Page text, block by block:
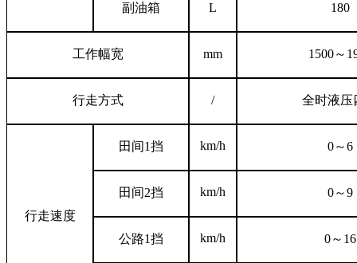
副油箱 L 180
工作幅宽 mm 1500～
行走方式 / 全时液压
行走速度
田间1挡 km/h 0～6
田间2挡 km/h 0～9
公路1挡 km/h 0～16